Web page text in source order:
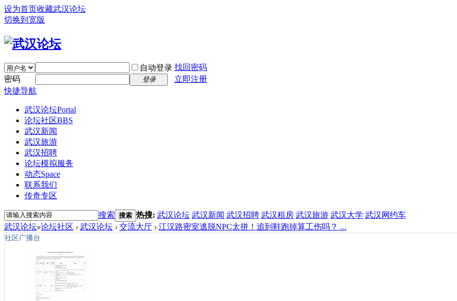
设为首页收藏武汉论坛
切换到宽版
自动登录 找回密码
密码
登录
立即注册
快捷导航
武汉论坛Portal
论坛社区BBS
武汉新闻
武汉旅游
武汉招聘
论坛模拟服务
动态Space
联系我们
传奇专区
搜索 搜索 热搜: 武汉论坛 武汉新闻 武汉招聘 武汉租房 武汉旅游 武汉大学 武汉网约车
武汉论坛»论坛社区 › 武汉论坛 › 交流大厅 › 江汉路密室逃脱NPC太拼！追到鞋跑掉算工伤吗？ ...
社区广播台